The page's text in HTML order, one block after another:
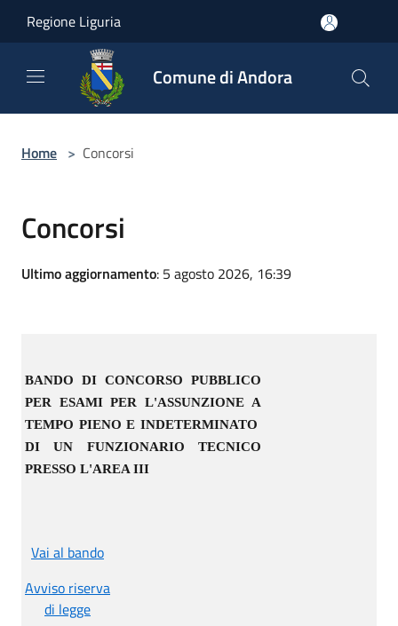
Regione Liguria
Comune di Andora
Home > Concorsi
Concorsi
Ultimo aggiornamento: 5 agosto 2026, 16:39
BANDO DI CONCORSO PUBBLICO
PER ESAMI PER L'ASSUNZIONE A
TEMPO PIENO E INDETERMINATO
DI UN FUNZIONARIO TECNICO
PRESSO L'AREA III
Vai al bando
Avviso riserva
di legge